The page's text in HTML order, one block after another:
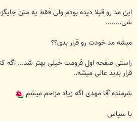
این مد رو قبلا دیده بودم ولی فقط یه متن
شی........
میشه مد خودت رو قرار بدی؟؟
راستی صفحه اول فرومت خیلی بهتر شد... اگه
قرار بدید عالی میشه..
شرمنده آقا مهدی اگه زیاد مزاحم میشم
با سپاس